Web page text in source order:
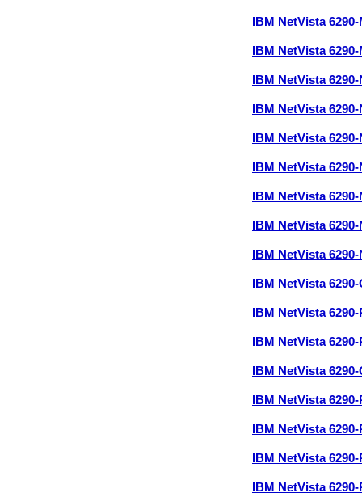
IBM NetVista
IBM NetVista
IBM NetVista
IBM NetVista
IBM NetVista
IBM NetVista
IBM NetVista
IBM NetVista
IBM NetVista
IBM NetVista
IBM NetVista
IBM NetVista
IBM NetVista
IBM NetVista
IBM NetVista
IBM NetVista
IBM NetVista